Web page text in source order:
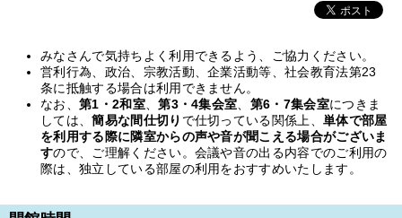
みなさんで気持ちよく利用できるよう、ご協力ください。
営利行為、政治、宗教活動、企業活動等、社会教育法第23
条に抵触する場合は利用できません。
なお、 第1・2和室、第3・4集会室 第6・7集会室につきま
しては、簡易な間仕切り で仕切っている関係上、単体で部屋
を利用する際に隣室からの声や音が聞こえる場合がございま
すので、ご理解ください。会議や音の出る内容でのご利用の
際は、独立している部屋の利用をおすすめいたします。